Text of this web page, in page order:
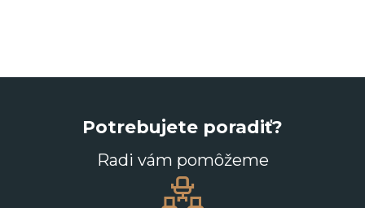
Potrebujete poradiť?
Radi vám pomôžeme